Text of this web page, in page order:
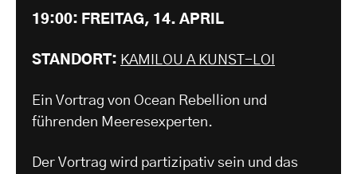
19:00: FREITAG, 14. APRIL
STANDORT: KAMILOU A KUNST-LOI
Ein Vortrag von Ocean Rebellion und
führenden Meeresexperten.
Der Vortrag wird partizipativ sein und das